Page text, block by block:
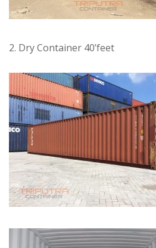
2. Dry Container 40’feet